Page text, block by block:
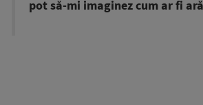
pot să-mi imaginez cum ar fi